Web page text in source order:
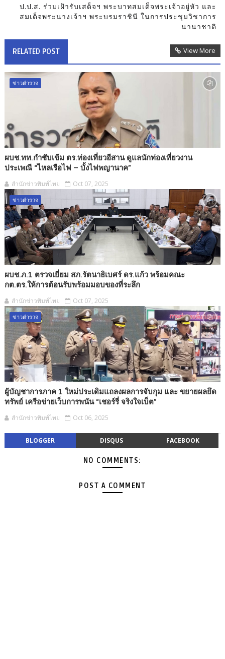
ป.ป.ส. ร่วมเฝ้ารับเสด็จฯ พระบาทสมเด็จพระเจ้าอยู่หัว และ
สมเด็จพระนางเจ้าฯ พระบรมราชินี ในการประชุมวิชาการ
นานาชาติ
RELATED POST View More
ข่าวตำรวจ
ผบช.ทท.กำชับเข้ม ตร.ท่องเที่ยวอีสาน ดูแลนักท่องเที่ยวงาน
ประเพณี “ไหลเรือไฟ – บั้งไฟพญานาค”
สำนักข่าวพิมพ์ไทย Oct 07, 2025
ข่าวตำรวจ
ผบช.ภ.1 ตรวจเยี่ยม สภ.รัตนาธิเบศร์ ดร.แก้ว พร้อมคณะ
กต.ตร.ให้การต้อนรับพร้อมมอบของที่ระลึก
สำนักข่าวพิมพ์ไทย Oct 07, 2025
ข่าวตำรวจ
ผู้บัญชาการภาค 1 ใหม่ประเดิมแถลงผลการจับกุม และ ขยายผลยึด
ทรัพย์ เครือข่ายเว็บการพนัน “เชอร์รี่ จริงใจเบ็ต”
สำนักข่าวพิมพ์ไทย Oct 06, 2025
BLOGGER DISQUS FACEBOOK
NO COMMENTS:
POST A COMMENT